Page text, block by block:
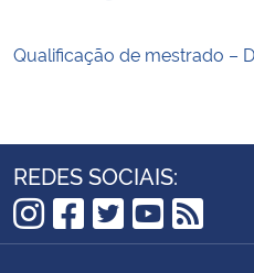
Qualificação de mestrado –
REDES SOCIAIS:
Instagram
Facebook
TwitterRSS